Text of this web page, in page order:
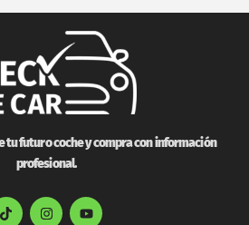
tu futuro coche y compra con información
profesional.